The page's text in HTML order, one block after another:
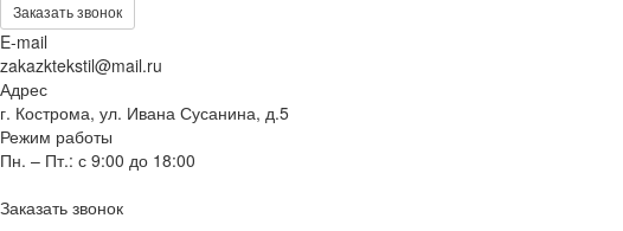
Заказать звонок
E-mail
zakazktekstil@mail.ru
Адрес
г. Кострома, ул. Ивана Сусанина, д.5
Режим работы
Пн. – Пт.: с 9:00 до 18:00
Заказать звонок